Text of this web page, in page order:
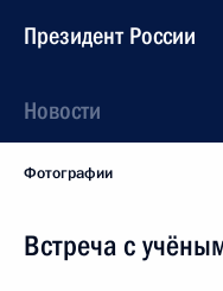
Президент России
Новости
Фотографии
Встреча с